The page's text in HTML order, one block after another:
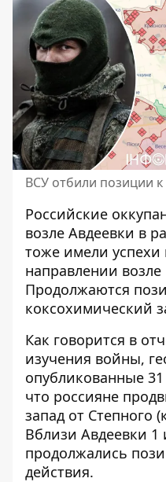
ВСУ отбили позиции
Российские
возле Авдеевки в
тоже имели успехи
направлении
Продолжаются
коксохимический
Как говорится в
изучения войны,
опубликованные
что россияне
запад от Степного
Вблизи Авдеевки 1
продолжались
действия.